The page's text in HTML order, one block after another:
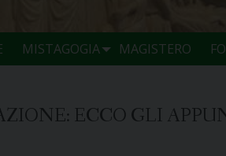
MISTAGOGIA MAGISTERO
ECCO GLI